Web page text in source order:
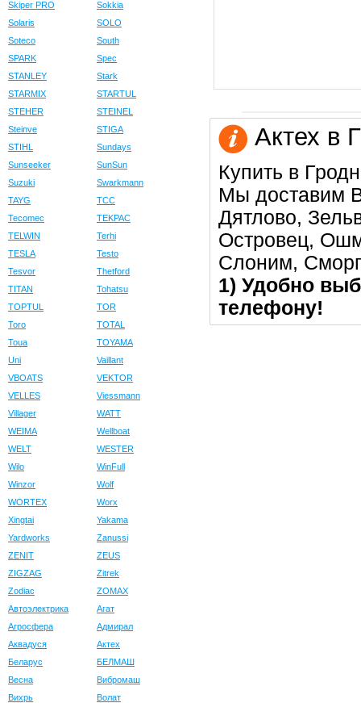
Skiper PRO
Sokkia
Solaris
SOLO
Soteco
South
SPARK
Spec
STANLEY
Stark
STARMIX
STARTUL
STEHER
STEINEL
Steinve
STIGA
STIHL
Sundays
Sunseeker
SunSun
Suzuki
Swarkmann
TAYG
TCC
Tecomec
TEKPAC
TELWIN
Terhi
TESLA
Testo
Tesvor
Thetford
TITAN
Tohatsu
TOPTUL
TOR
Toro
TOTAL
Toua
TOYAMA
Uni
Vaillant
VBOATS
VEKTOR
VELLES
Viessmann
Villager
WATT
WEIMA
Wellboat
WELT
WESTER
Wilo
WinFull
Winzor
Wolf
WORTEX
Worx
Xingtai
Yakama
Yardworks
Zanussi
ZENIT
ZEUS
ZIGZAG
Zitrek
Zodiac
ZOMAX
Автоэлектрика
Агат
Агросфера
Адмирал
Аквадуся
Актех
Беларус
БЕЛМАШ
Весна
Вибромаш
Вихрь
Волат
Актех в
Купить в
Мы доставим
Дятлово,
Островец,
Слоним,
1) Удобно
телефону!